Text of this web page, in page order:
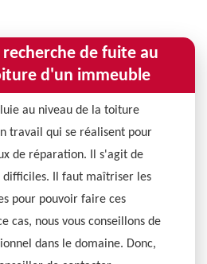
de fuite au
d'un immeuble
au niveau de la toiture
travail qui se réalisent pour
de réparation. Il s'agit de
difficiles. Il faut maîtriser les
pour pouvoir faire ces
cas, nous vous conseillons de
dans le domaine. Donc,